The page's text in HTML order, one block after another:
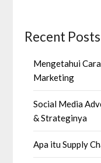
Recent Posts
Mengetahui
Marketing
Social Media
& Strateginya
Apa itu Supply